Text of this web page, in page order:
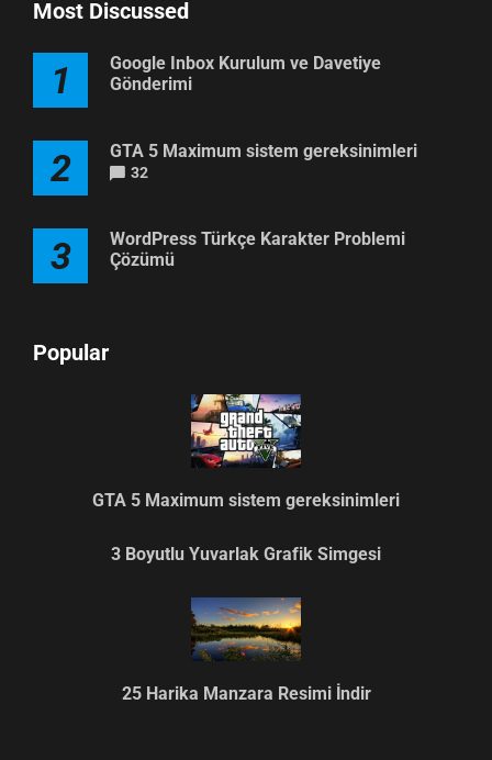
Most Discussed
1
Google Inbox Kurulum ve Davetiye
Gönderimi
2 GTA 5 Maximum sistem gereksinimleri
32
3
WordPress Türkçe Karakter Problemi
Çözümü
Popular
GTA 5 Maximum sistem gereksinimleri
3 Boyutlu Yuvarlak Grafik Simgesi
25 Harika Manzara Resimi İndir